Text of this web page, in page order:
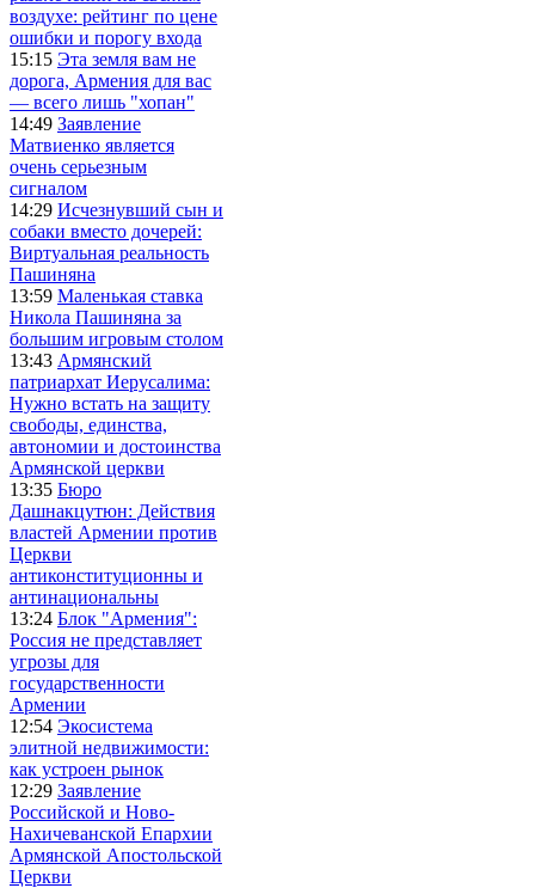
воздухе: рейтинг по цене
ошибки и порогу входа
15:15 Эта земля вам не
дорога, Армения для вас
— всего лишь "хопан"
14:49 Заявление
Матвиенко является
очень серьезным
сигналом
14:29 Исчезнувший сын и
собаки вместо дочерей:
Виртуальная реальность
Пашиняна
13:59 Маленькая ставка
Никола Пашиняна за
большим игровым столом
13:43 Армянский
патриархат Иерусалима:
Нужно встать на защиту
свободы, единства,
автономии и достоинства
Армянской церкви
13:35 Бюро
Дашнакцутюн: Действия
властей Армении против
Церкви
антиконституционны и
антинациональны
13:24 Блок "Армения":
Россия не представляет
угрозы для
государственности
Армении
12:54 Экосистема
элитной недвижимости:
как устроен рынок
12:29 Заявление
Российской и Ново-
Нахичеванской Епархии
Армянской Апостольской
Церкви